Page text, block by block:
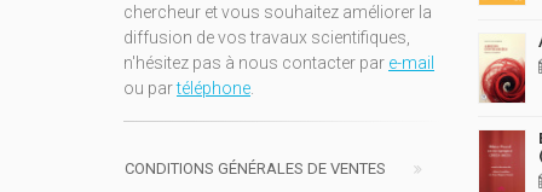
chercheur et vous souhaitez améliorer la
diffusion de vos travaux scientifiques,
n'hésitez pas à nous contacter par e-mail
ou partéléphone
CONDITIONS GÉNÉRALES DE VENTES